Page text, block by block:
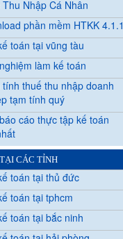
Nhập Cá Nhân
phần mềm HTKK 4.1.1
toán tại vũng tàu
làm kế toán
tính thuế thu nhập doanh
tạm tính quý
cáo thực tập kế toán
CÁC TỈNH
toán tại thủ đức
toán tại tphcm
toán tại bắc ninh